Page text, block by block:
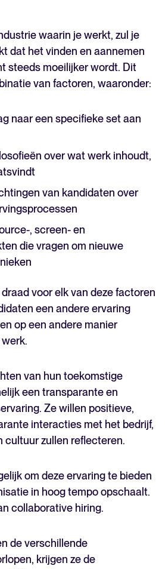
waarin je werkt, zul je
dat het vinden en aannemen
steeds moeilijker wordt. Dit
van factoren, waaronder:
naar een specifieke set aan
over wat werk inhoudt,
van kandidaten over
, screen- en
die vragen om nieuwe
voor elk van deze factoren
een andere ervaring
op een andere manier
van hun toekomstige
een transparante en
Ze willen positieve,
interacties met het bedrijf,
cultuur zullen reflecteren.
om deze ervaring te bieden
in hoog tempo opschaalt.
collaborative hiring.
de verschillende
krijgen ze de